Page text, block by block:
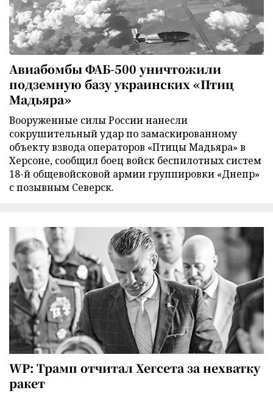
Авиабомбы ФАБ-500 уничтожили
подземную базу украинских «Птиц
Мадьяра»
Вооруженные силы России нанесли
сокрушительный удар по замаскированному
объекту взвода операторов «Птицы Мадьяра» в
Херсоне, сообщил боец войск беспилотных систем
18-й общевойсковой армии группировки «Днепр»
с позывным Северск.
WP: Трамп отчитал Хегсета за нехватку
ракет